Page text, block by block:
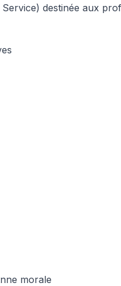
destinée aux
morale